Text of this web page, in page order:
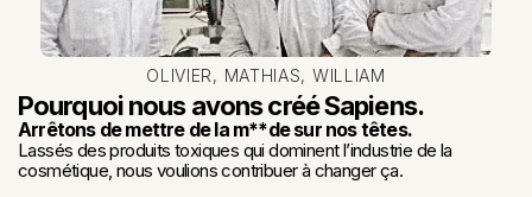
Pourquoi nous avons créé Sapiens.
Arrêtons de mettre de la m**de sur nos têtes.
Lassés des produits toxiques qui dominent l’industrie de la
cosmétique, nous voulions contribuer à changer ça.
OLIVIER, MATHIAS, WILLIAM